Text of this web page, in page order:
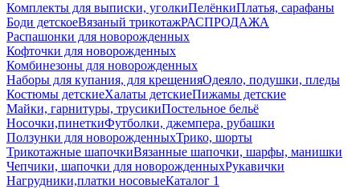
Комплекты для выписки, уголкиПелёнкиПлатья, сарафаны
Боди детскоеВязаный трикотажРАСПРОДАЖА
Распашонки для новорожденных
Кофточки для новорожденных
Комбинезоны для новорожденных
Наборы для купания, для крещенияОдеяло, подушки, пледы
Костюмы детскиеХалаты детскиеПижамы детские
Майки, гарнитуры, трусикиПостельное бельё
Носочки,пинеткиФутболки, джемпера, рубашки
Ползунки для новорожденныхТрико, шорты
Трикотажные шапочкиВязанные шапочки, шарфы, манишки
Чепчики, шапочки для новорожденныхРукавички
Нагрудники,платки носовыеКаталог 1